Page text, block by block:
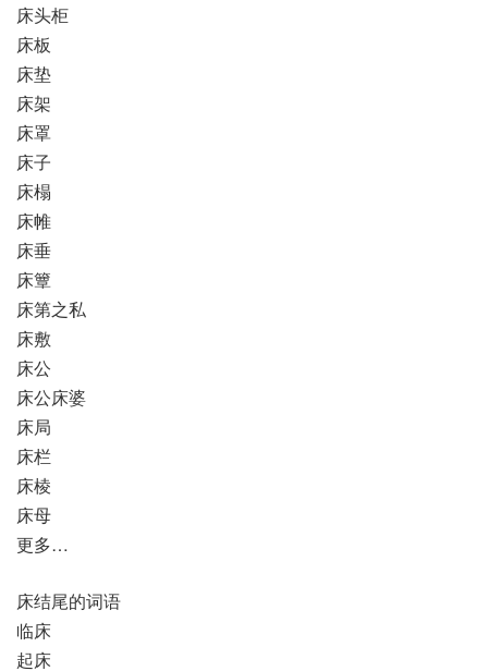
床头柜
床板
床垫
床架
床罩
床子
床榻
床帷
床垂
床簟
床第之私
床敷
床公
床公床婆
床局
床栏
床棱
床母
更多…
床结尾的词语
临床
起床